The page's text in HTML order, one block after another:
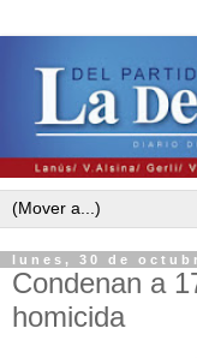
lunes, 30 de
Condenan a
homicida